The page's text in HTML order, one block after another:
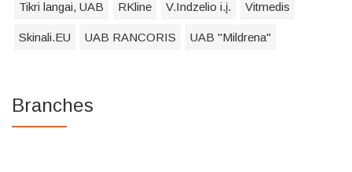
Tikri langai, UAB RKline V.Indzelio i.į. Vitmedis
Skinali.EU UAB RANCORIS UAB "Mildrena"
Branches